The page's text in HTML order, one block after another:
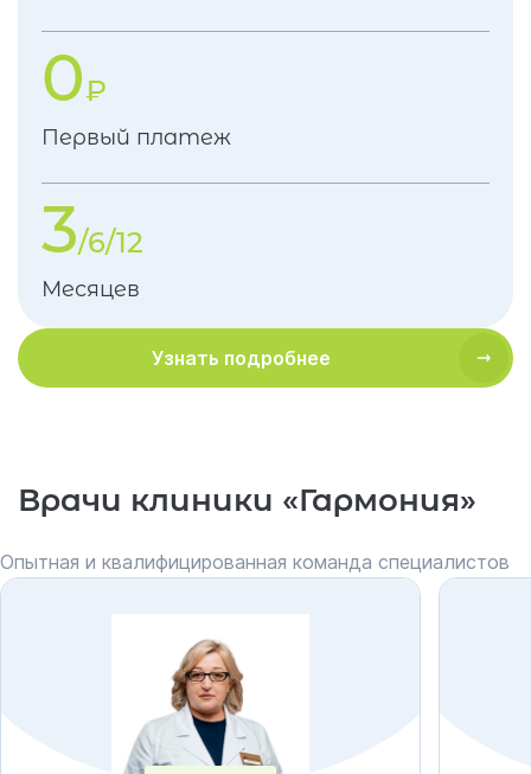
0₽
Первый платеж
3/6/12
Месяцев
Узнать подробнее
Врачи клиники «Гармония»
Опытная и квалифицированная команда специалистов